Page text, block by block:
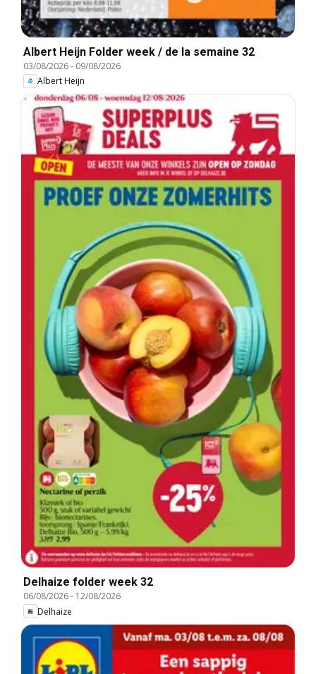
Albert Heijn Folder week / de la semaine 32
03/08/2026- 09/08/2026
Albert Heijn
Delhaize folder week 32
06/08/2026- 12/08/2026
Delhaize